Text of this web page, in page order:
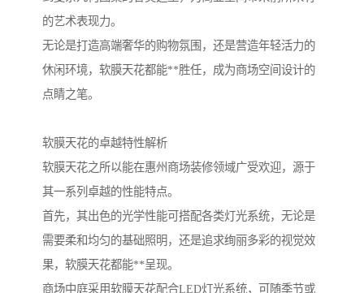
的艺术表现力。
无论是打造高端奢华的购物氛围，还是营造年轻活力的
休闲环境，软膜天花都能**胜任，成为商场空间设计的
点睛之笔。
软膜天花的卓越特性解析
软膜天花之所以能在惠州商场装修领域广受欢迎，源于
其一系列卓越的性能特点。
首先，其出色的光学性能可搭配各类灯光系统，无论是
需要柔和均匀的基础照明，还是追求绚丽多彩的视觉效
果，软膜天花都能**呈现。
商场中庭采用软膜天花配合LED灯光系统，可随季节或